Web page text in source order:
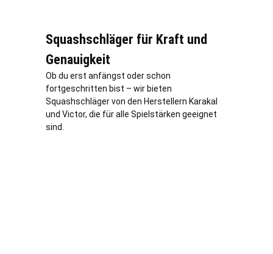
Squashschläger für Kraft und
Genauigkeit
Ob du erst anfängst oder schon
fortgeschritten bist – wir bieten
Squashschläger von den Herstellern Karakal
und Victor, die für alle Spielstärken geeignet
sind.